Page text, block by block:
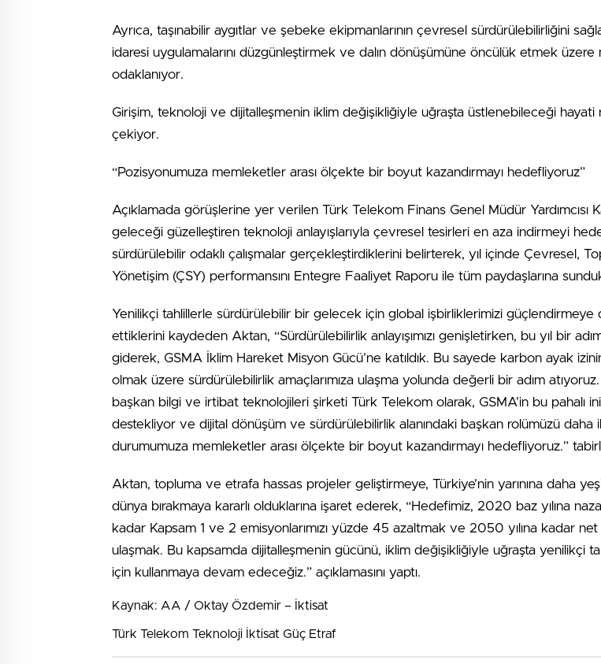
Ayrıca, taşınabilir aygıtlar ve şebeke ekipmanlarının çevresel sürdürülebilirliğini
idaresi uygulamalarını düzgünleştirmek ve dalın dönüşümüne öncülük etmek üzere
odaklanıyor.
Girişim, teknoloji ve dijitalleşmenin iklim değişikliğiyle uğraşta üstlenebileceği hayati
çekiyor.
“Pozisyonumuza memleketler arası ölçekte bir boyut kazandırmayı hedefliyoruz”
Açıklamada görüşlerine yer verilen Türk Telekom Finans Genel Müdür Yardımcısı
geleceği güzelleştiren teknoloji anlayışlarıyla çevresel tesirleri en aza indirmeyi
sürdürülebilir odaklı çalışmalar gerçekleştirdiklerini belirterek, yıl içinde Çevresel,
Yönetişim (ÇSY) performansını Entegre Faaliyet Raporu ile tüm paydaşlarına
Yenilikçi tahlillerle sürdürülebilir bir gelecek için global işbirliklerimizi güçlendirmeye
ettiklerini kaydeden Aktan, “Sürdürülebilirlik anlayışımızı genişletirken, bu yıl bir
giderek, GSMA İklim Hareket Misyon Gücü’ne katıldık. Bu sayede karbon ayak
olmak üzere sürdürülebilirlik amaçlarımıza ulaşma yolunda değerli bir adım atıyoruz.
başkan bilgi ve irtibat teknolojileri şirketi Türk Telekom olarak, GSMA’in bu pahalı
destekliyor ve dijital dönüşüm ve sürdürülebilirlik alanındaki başkan rolümüzü daha
durumumuza memleketler arası ölçekte bir boyut kazandırmayı hedefliyoruz.”
Aktan, topluma ve etrafa hassas projeler geliştirmeye, Türkiye’nin yarınına daha
dünya bırakmaya kararlı olduklarına işaret ederek, “Hedefimiz, 2020 baz yılına
kadar Kapsam 1 ve 2 emisyonlarımızı yüzde 45 azaltmak ve 2050 yılına kadar net
ulaşmak. Bu kapsamda dijitalleşmenin gücünü, iklim değişikliğiyle uğraşta yenilikçi
için kullanmaya devam edeceğiz.” açıklamasını yaptı.
Kaynak: AA / Oktay Özdemir – İktisat
Türk Telekom Teknoloji İktisat Güç Etraf